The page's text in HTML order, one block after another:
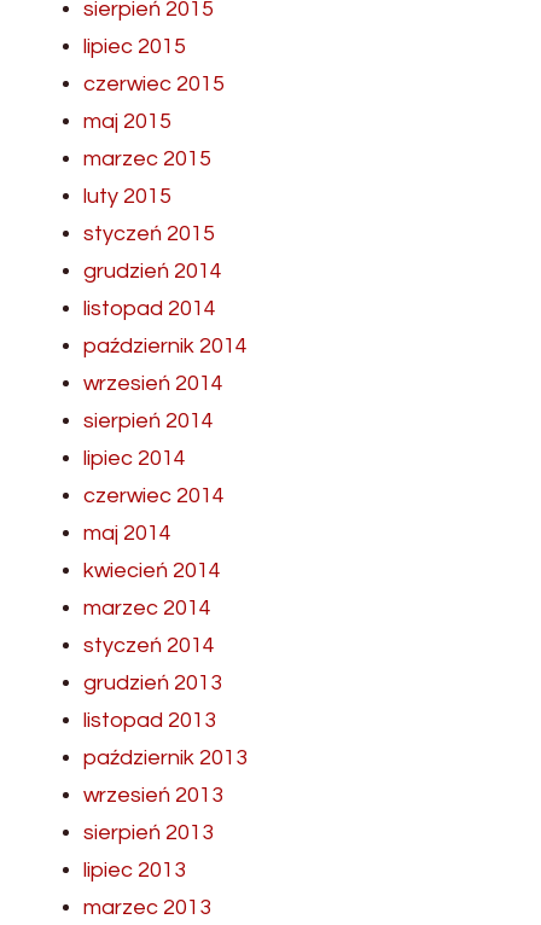
sierpień 2015
lipiec 2015
czerwiec 2015
maj 2015
marzec 2015
luty 2015
styczeń 2015
grudzień 2014
listopad 2014
październik 2014
wrzesień 2014
sierpień 2014
lipiec 2014
czerwiec 2014
maj 2014
kwiecień 2014
marzec 2014
styczeń 2014
grudzień 2013
listopad 2013
październik 2013
wrzesień 2013
sierpień 2013
lipiec 2013
marzec 2013